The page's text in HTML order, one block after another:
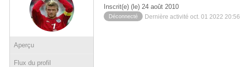
Aperçu
Flux du profil
Inscrit(e) (le) 24 août 2010
Déconnecté Dernière activité oct. 01 2022 20:56